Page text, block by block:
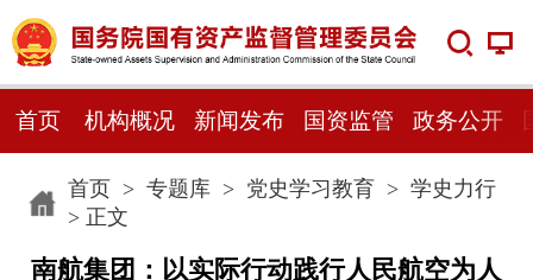
首页 机构概况 新闻发布 国资监管 政务公开
首页> 专题库> 党史学习教育> 学史力行
> 正文
南航集团：以实际行动践行人民航空为人